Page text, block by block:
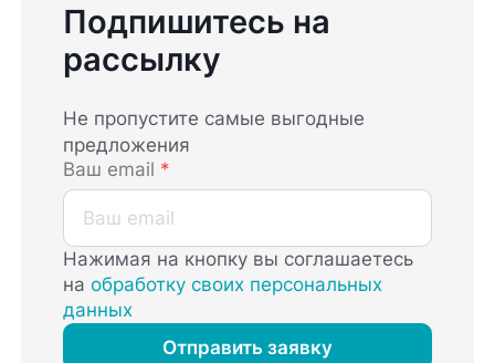
Подпишитесь на
рассылку
Не пропустите самые выгодные
предложения
Ваш email *
Нажимая на кнопку вы соглашаетесь
наобработку своих персональных
данных
Отправить заявку